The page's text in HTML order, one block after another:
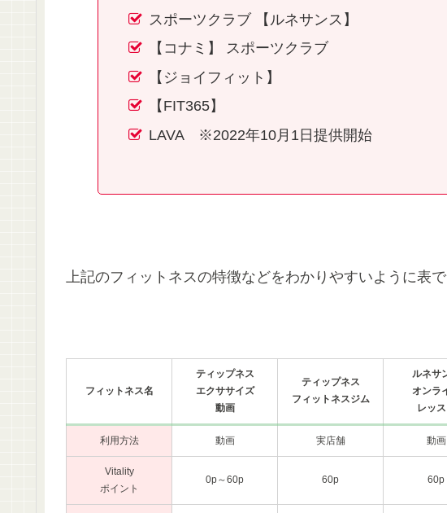
スポーツクラブ 【ルネサンス】
【コナミ】 スポーツクラブ
【ジョイフィット】
【FIT365】
LAVA ※2022年10月1日提供開始
上記のフィットネスの特徴などをわかりやすいように表で
フィットネス名
ティップネス
エクササイズ
動画
ティップネス
フィットネスジム
ルネサ
オンラ
レッ
利用方法 動画 実店舗 動画
Vitality
ポイント
0p～60p 60p 60p